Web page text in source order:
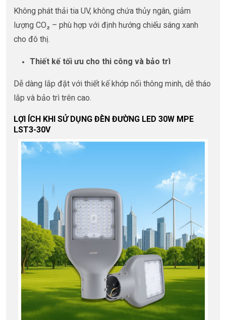
Không phát thải tia UV, không chứa thủy ngân, giảm
lượng CO₂ – phù hợp với định hướng chiếu sáng xanh
cho đô thị.
Thiết kế tối ưu cho thi công và bảo trì
Dễ dàng lắp đặt với thiết kế khớp nối thông minh, dễ tháo
lắp và bảo trì trên cao.
LỢI ÍCH KHI SỬ DỤNG ĐÈN ĐƯỜNG LED 30W MPE
LST3-30V